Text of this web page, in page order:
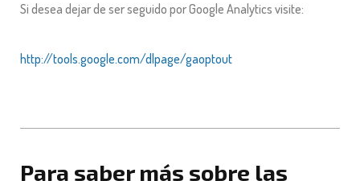
Si desea dejar de ser seguido por Google Analytics visite:
http://tools.google.com/dlpage/gaoptout
Para saber más sobre las